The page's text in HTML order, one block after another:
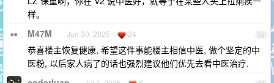
样。
12
M47M Jun 30, 2025 24
恭喜楼主恢复健康, 希望这件事能楼主相信中医, 做个坚定的中
医粉, 以后家人病了的话也强烈建议他们优先去看中医治疗.